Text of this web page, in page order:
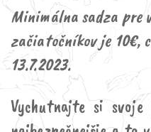
Minimálna sadza pre
začiatočníkov je 10€,
13.7.2023.
Vychutnajte si